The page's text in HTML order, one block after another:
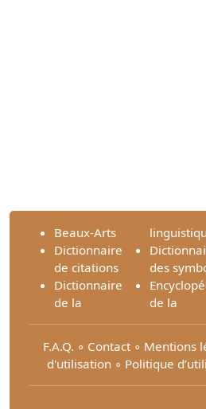
Beaux-Arts
Dictionnaire
de citations
Dictionnaire
de la
des
de la
F.A.Q. ∘ Contact ∘ Mentions
d'utilisation∘ Politique